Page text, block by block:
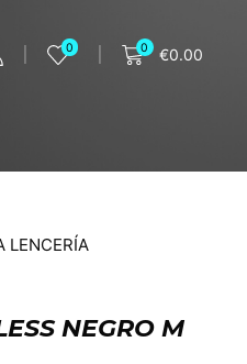
0 0 €0.00
LENCERÍA
NEGRO M